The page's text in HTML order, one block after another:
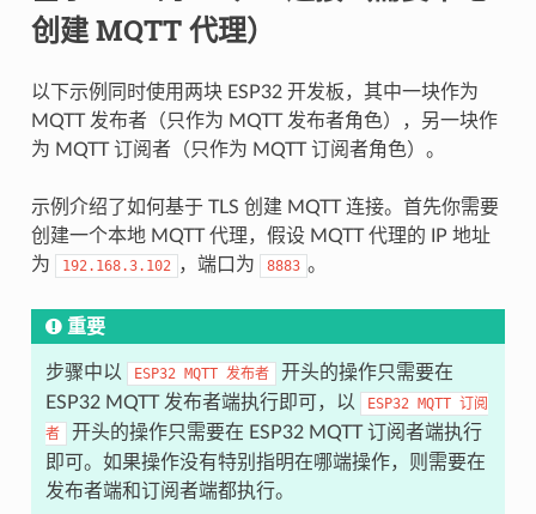
创建 MQTT 代理）
以下示例同时使用两块 ESP32 开发板，其中一块作为
MQTT 发布者（只作为 MQTT 发布者角色），另一块作
为 MQTT 订阅者（只作为 MQTT 订阅者角色）。
示例介绍了如何基于 TLS 创建 MQTT 连接。首先你需要
创建一个本地 MQTT 代理，假设 MQTT 代理的 IP 地址
为
192.168.3.102 ，端口为 8883 。
重要
步骤中以 ESP32 MQTT 发布者
开头的操作只需要在
ESP32 MQTT 发布者端执行即可，以
ESP32 MQTT 订阅
者
开头的操作只需要在 ESP32 MQTT 订阅者端执行
即可。如果操作没有特别指明在哪端操作，则需要在
发布者端和订阅者端都执行。